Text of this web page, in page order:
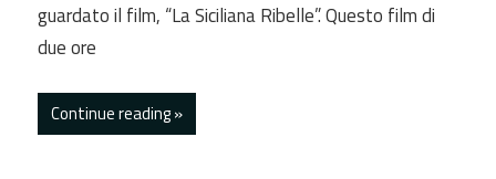
guardato il film, “La Siciliana Ribelle”. Questo film di
due ore
Continue reading